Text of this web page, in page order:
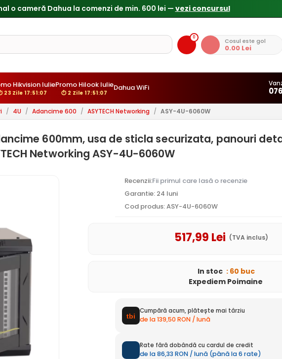
0 Cosul este gol
0.00 Lei
Hikvision Iulie
23 Zile 17:51:06
Promo Hilook Iulie
⏱ 2 Zile 17:51:06
Dahua WiFi
/ 4U / Adancime 600 / ASYTECH Networking / ASY-4U-6060W
600mm, usa de sticla securizata, panouri
Networking ASY-4U-6060W
Recenzii:Fii primul care lasă o recenzie
Garantie: 24 luni
Cod produs: ASY-4U-6060W
517,99 Lei (TVA inclus)
In stoc : 60 buc
Expediem Poimaine
Cumpără acum, plătește mai târziu
de la 139,50 RON / lună
Rate fără dobândă cu cardul de credit
de la 86,33 RON / lună (până la 6 rate)